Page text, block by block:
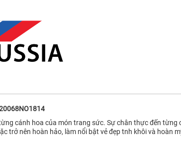
cánh hoa của món trang sức. Sự chân thực đến
trở nên hoàn hảo, làm nổi bật vẻ đẹp tnh khôi và hoàn